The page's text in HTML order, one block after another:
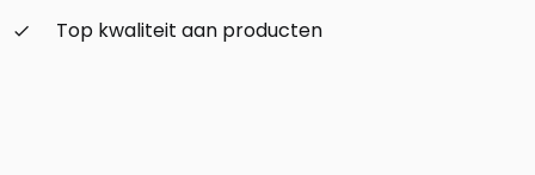
check_small
Top kwaliteit aan producten